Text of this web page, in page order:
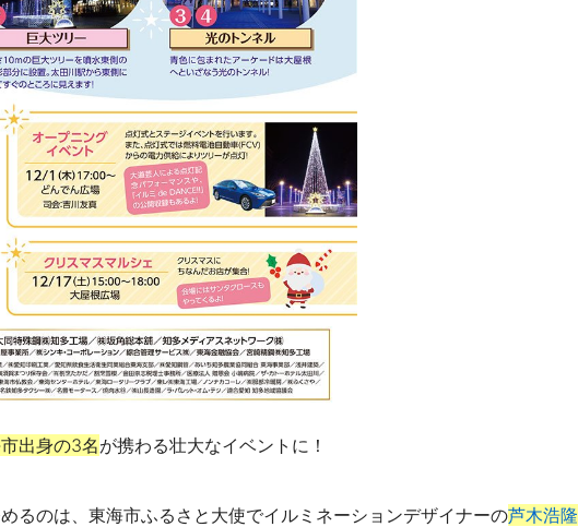
出身の3名が携わる壮大なイベントに！
るのは、東海市ふるさと大使でイルミネーションデザイナーの芦木浩隆